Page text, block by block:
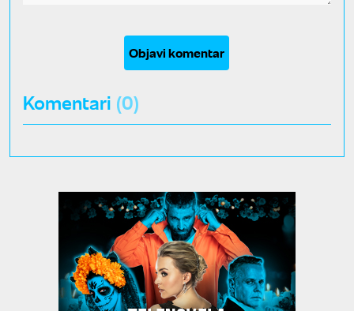
Objavi komentar
Komentari (0)